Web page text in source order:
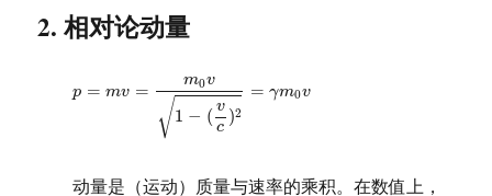
2. 相对论动量
p = mv = m0v
√1 − ( v
c
)2
= γm0v
vc)2=
动量是（运动）质量与速率的乘积。在数值上，